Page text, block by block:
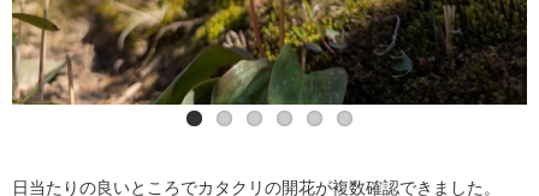
日当たりの良いところでカタクリの開花が複数確認できました。